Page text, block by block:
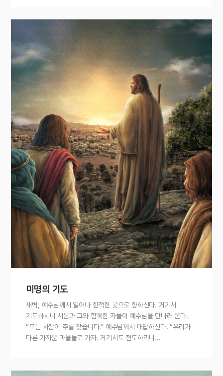
미명의 기도
새벽, 예수님께서 일어나 한적한 곳으로 향하신다. 거기서
기도하시니 시몬과 그와 함께한 자들이 예수님을 만나러 온다.
“모든 사람이 주를 찾습니다.” 예수님께서 대답하신다. “우리가
다른 가까운 마을들로 가자. 거기서도 전도하리니…